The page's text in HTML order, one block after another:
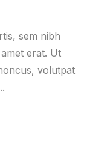
sem nibh
erat. Ut
volutpat